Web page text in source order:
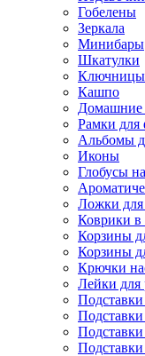
Гобелены
Зеркала
Минибары
Шкатулки
Ключницы
Кашпо
Домашние
Рамки для
Альбомы
Иконы
Глобусы
Ложки для
Коврики
Корзины
Корзины
Крючки
Лейки для
Подставки
Подставки